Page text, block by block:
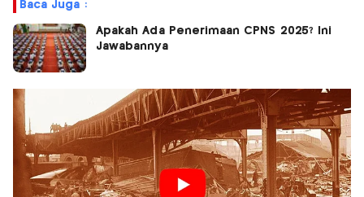
Baca Juga :
Apakah Ada Penerimaan CPNS 2025? Ini
Jawabannya